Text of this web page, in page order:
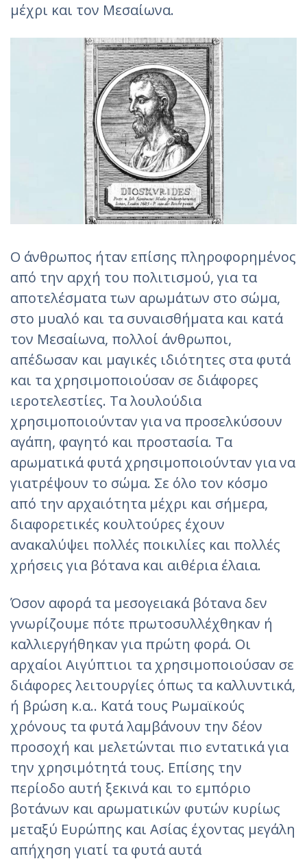
μέχρι και τον Μεσαίωνα.
Ο άνθρωπος ήταν επίσης πληροφορημένος
από την αρχή του πολιτισμού, για τα
αποτελέσματα των αρωμάτων στο σώμα,
στο μυαλό και τα συναισθήματα και κατά
τον Μεσαίωνα, πολλοί άνθρωποι,
απέδωσαν και μαγικές ιδιότητες στα φυτά
και τα χρησιμοποιούσαν σε διάφορες
ιεροτελεστίες. Τα λουλούδια
χρησιμοποιούνταν για να προσελκύσουν
αγάπη, φαγητό και προστασία. Τα
αρωματικά φυτά χρησιμοποιούνταν για να
γιατρέψουν το σώμα. Σε όλο τον κόσμο
από την αρχαιότητα μέχρι και σήμερα,
διαφορετικές κουλτούρες έχουν
ανακαλύψει πολλές ποικιλίες και πολλές
χρήσεις για βότανα και αιθέρια έλαια.
Όσον αφορά τα μεσογειακά βότανα δεν
γνωρίζουμε πότε πρωτοσυλλέχθηκαν ή
καλλιεργήθηκαν για πρώτη φορά. Οι
αρχαίοι Αιγύπτιοι τα χρησιμοποιούσαν σε
διάφορες λειτουργίες όπως τα καλλυντικά,
ή βρώση κ.α.. Κατά τους Ρωμαϊκούς
χρόνους τα φυτά λαμβάνουν την δέον
προσοχή και μελετώνται πιο εντατικά για
την χρησιμότητά τους. Επίσης την
περίοδο αυτή ξεκινά και το εμπόριο
βοτάνων και αρωματικών φυτών κυρίως
μεταξύ Ευρώπης και Ασίας έχοντας μεγάλη
απήχηση γιατί τα φυτά αυτά